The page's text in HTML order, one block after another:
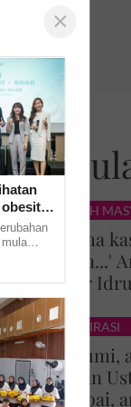
KISAH
'Terima
Tuhan...'
Azhar
luahan
INSPIRASI
'Doa umi,
Impian
tercapai,
×